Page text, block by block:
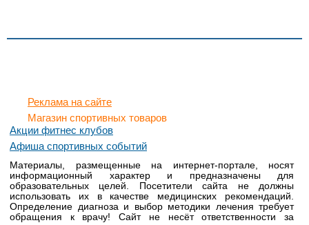
Реклама на сайте
Магазин спортивных товаров
Акции фитнес клубов
Афиша спортивных событий
Материалы, размещенные на интернет-портале, носят
информационный характер и предназначены для
образовательных целей. Посетители сайта не должны
использовать их в качестве медицинских рекомендаций.
Определение диагноза и выбор методики лечения требует
обращения к врачу! Сайт не несёт ответственности за